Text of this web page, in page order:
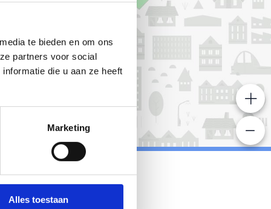
te bieden en om ons
partners voor social
die u aan ze heeft
Marketing
Alles toestaan
+
-